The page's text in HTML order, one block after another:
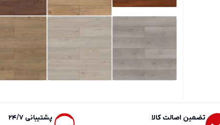
تضمین اصالت کالا
پشتیبانی 24/7